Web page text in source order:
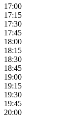
17:00
17:15
17:30
17:45
18:00
18:15
18:30
18:45
19:00
19:15
19:30
19:45
20:00